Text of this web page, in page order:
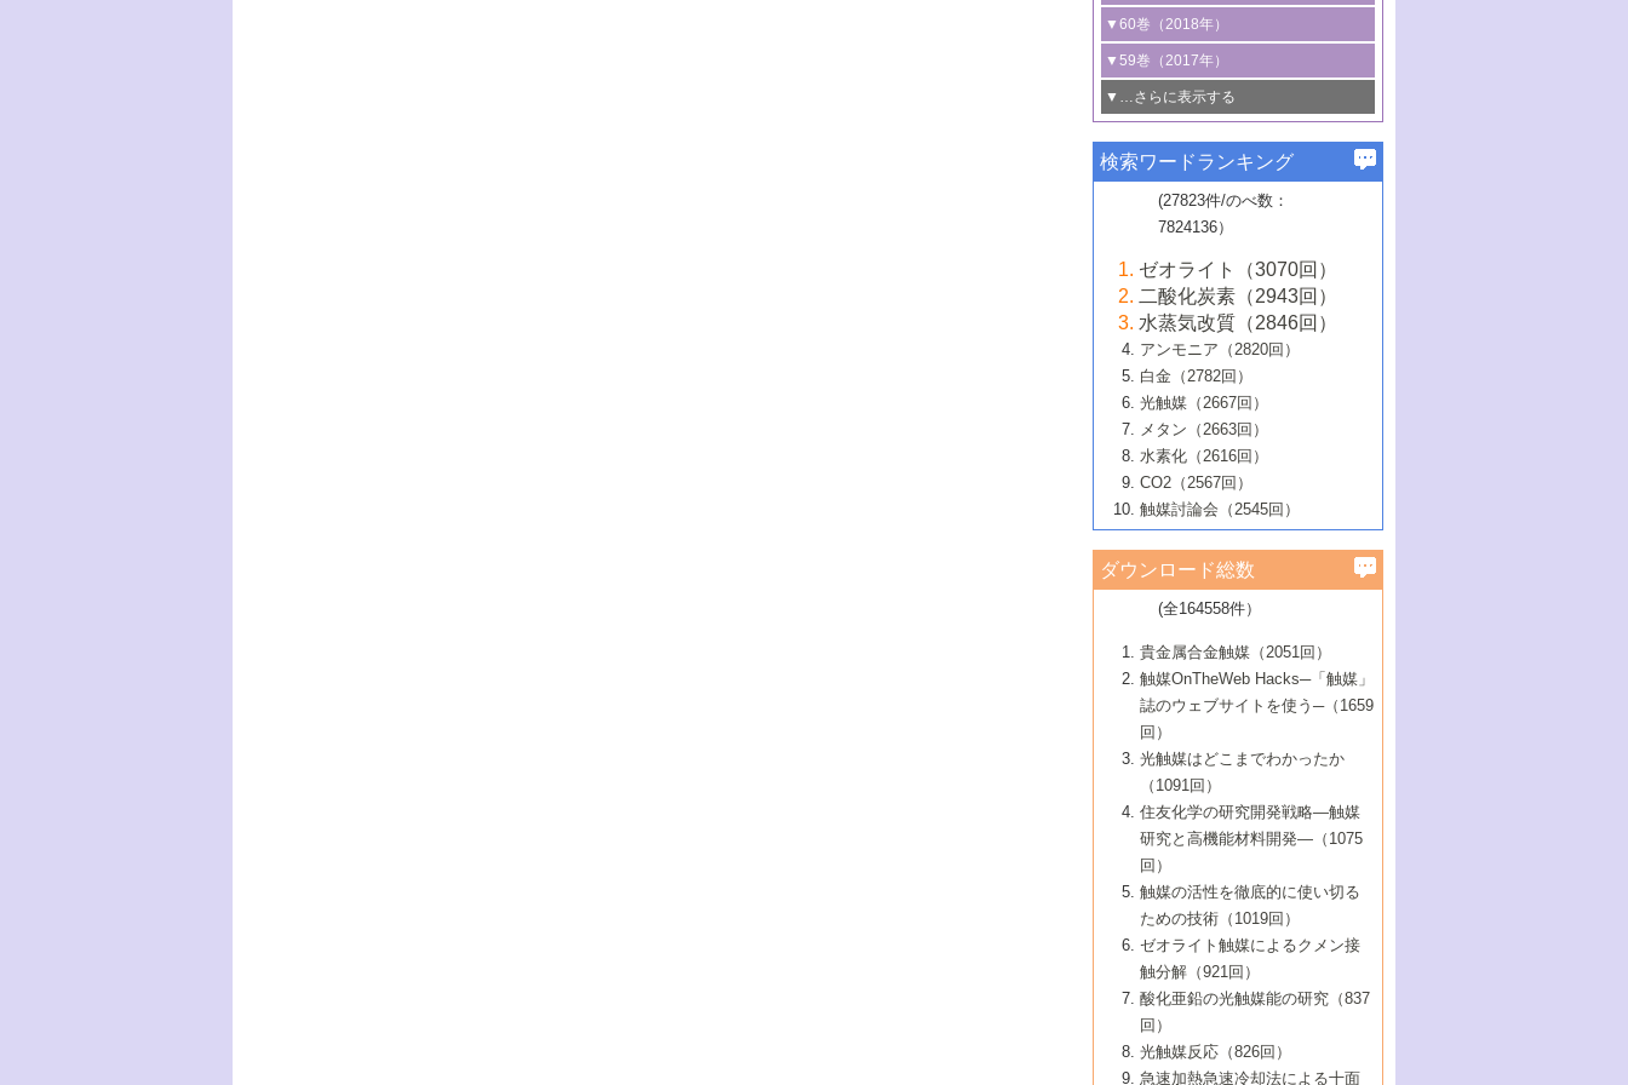
る非貴金属触媒の研究動向
5号 ゼオライトの合成と応用における研
究動向
6号 ヘテロ接合界面
B号 第135回触媒討論会（2025年）
線を利用した触媒解析技術の最先端
5号 単原子触媒
6号 参照触媒委員会からのお知らせ
B号 第133回触媒討論会（2023年）
4号 格子酸素・格子酸素欠陥を利用した
触媒反応
5号 生体触媒によるエネルギー変換反応
6号 窒素とリンの循環のための触媒・機
能性材料
3号 CO の排出削減および有効活用のた
めの触媒技術
4号 若手による情報発信企画～とびたて
若き触媒の研究者たち～（1）
若き触媒の研究者たち～（2）
6号 石油のノーブル・ユースを志向した
触媒技術
大学：オンライン・対面開催）
3号 特殊反応場を利用した触媒的分子変
換反応
4号 多孔質材料を用いた触媒の新展開
5号 情報学的手法を用いた触媒開発
6号 カーボンニュートラルに向けた電解
技術
B号 第127回触媒討論会（2021年・オン
ライン開催(Zoom)のみ）
タリゼーション
2号 機能化学品製造に資するクリーンな
触媒的酸化反応
3号 水処理のための触媒化学
4号 光触媒を用いた水分解の最新の研究
動向
5号 次世代の触媒プロセスを支えるマイ
6号 メタン転換技術の最新動向
B号 第125回触媒討論会（2020年・工学
院大学）
1号 物質移動制御に着目した触媒プロセ
ス開発
2号 CO2 フリー水素サプライチェーンに
関わる触媒開発動向
3号 精密高分子合成に関する最近の研究
動向
4号 バイオマス化成品製造のための触媒
5号 固体触媒による含窒素有機化合物変
換の最前線
6号 貴金属使用量低減に向けた自動車排
ガス浄化触媒の開発
B号 第123回触媒討論会（2019年・大阪
▼60巻（2018年）
1号 固体酸触媒の最新の研究動向
2号 二酸化炭素からの有用化学品合成
3号 ナノ粒子・クラスター触媒の最前線
4号 60周年記念企画
5号 進化するゼオライト合成技術
6号 非貴金属系触媒における電気化学的
B号 第121回触媒討論会（2018年・東京
大学）
▼59巻（2017年）
1号 いたるところに，触媒
最先端技術
3号 無機分離膜材料の開発と触媒反応プ
ロセスへの適用
5号 水素のふるまいを解き明かす最先端
研究
6号 低級アルカンの有効利用のための触
媒技術
B号 第119回触媒討論会（2017年・首都
大学東京）
▼…さらに表示する
1号 ユニークな構造の高分子を生み出す触
2号 リグニンからの化成品製造に向けた触
媒技術
3号 触媒研究の最先端～とびたて若き研究
者たち～（1）
4号 触媒研究の最先端～とびたて若き研究
者たち～（2）
5号 触媒研究の最先端～とびたて若き研究
者たち～（3）
6号 イオニクス材料と燃料電池・電解合成
の最新の研究動向
B号 第117回触媒討論会（2016年・大阪府
立大学）
▼57巻（2015年）
1号 水素キャリアにかかわる触媒技術の新
2号 石油精製用触媒の最近の進展
3号 固体酸化物形燃料電池（SOFC）におけ
るアノード触媒上での燃料直接改質技術
4号 コアシェル構造の制御による触媒機能
5号 工業触媒およびその周辺技術の最近の
進歩
6号 ナノシート
B号 第115回触媒討論会（2015年・成蹊大
▼56巻（2014年）
2号 光触媒反応機構に関する最新の研究動
向
開発動向
4号 人工光合成に向けた近年のアプローチ
5号 未利用熱エネルギーの有効活用に貢献
する触媒技術
6号 ポリオキソメタレート
B号 第113回触媒討論会（2014年・ロワジ
ールホテル豊橋）
1号 高耐久性燃料電池システム用触媒にお
ける新展開
2号 リビングラジカル重合の最近の動向
3号 天然ガスの化学工業的展開に関する触
媒技術
4号 貴金属触媒の精密構造制御とその活用
5号 バイオマス化成品製造のための固体触
6号 ナノ空間─吸着状態解析から新機能開拓
B号 第111回触媒討論会（2013年・関西大
▼54巻（2012年）
1号 規則性多孔体の利用技術における最近
の進歩
2号 第109回触媒討論会
3号 貴金属低減技術の最新動向
4号 貴金属代替技術の最新動向
5号 光触媒による物質変換反応の新展開
6号 グラフェン
7号 水素を利用する化成品合成の新潮流
▼53巻（2011年）
1号 金属学から見る合金触媒の新展開
2号 第107回触媒討論会
3号 触媒のその場観察法の進歩（１）
4号 触媒のその場観察法の進歩（２）
5号 不活性結合の触媒的活性化による有機
合成
6号 新しい固体酸触媒技術
7号 ゼオライト合成における最近の進歩
▼52巻（2010年）
1号 触媒の劣化対策と長寿命触媒開発
2号 第105回触媒討論会
3号 ナノ構造が拓く新機能
4号 活性サイトおよびその環境の精密な設
計による触媒の高機能化
5号 触媒を有効に使うための技術
7号 有機分子触媒による精密有機合成
8号 高機能化ポリオレフィンに向けた重合
触媒の最近の進展
1号 炭素材料－熱い注目を集める材料－
2号 第103回触媒討論会
3号 環境浄化用光触媒の現状と課題
4号 水素社会の実現に向けた水素製造・貯
蔵技術の進歩
5号 CO2が関わる触媒・材料
7号 持続可能社会実現のための触媒および
触媒関連技術
▼50巻（2008年）
1号 触媒化学と学会のこの10年，半世紀，
そして未来
2号 第101回触媒討論会
4号 錯体を利用したユニークな表面構造の
構築と機能
5号 若手会員による触媒研究の未来展望1：
企業編
6号 第102回触媒討論会
7号 触媒・化学反応における計算化学の進
8号 若手研究者による触媒研究の未来展望
2：大学・研究所編
▼49巻（2007年）
1号 含フッ素化合物の合成と触媒
2号 第99回触媒討論会
3号 実用的ファインケミカル合成プロセス
を実現する触媒
5号 こんな物質，あんな物質―新たな触媒
の可能性―
7号 『結晶の化学』を活かした触媒研究
8号 イオン液体の応用
▼48巻（2006年）
1号 固体酸触媒の最近の進歩
2号 第97回触媒討論会
3号 リビング重合触媒の最近の展開
5号 水素製造・貯蔵のための触媒技術の新
しい展開
6号 第98回触媒討論会
7号 基礎化学品製造の触媒技術
8号 多機能型リアクター
1号 最近の触媒担体とその効果
2号 第95回触媒討論会
4号 水分解用光触媒材料
5号 時間分解分光の進歩と応用
6号 第96回触媒討論会
8号 超臨界流体を用いた化学プロセスの新
▼46巻（2004年）
1号 部分酸化反応触媒の最前線
2号 第93回触媒討論会
3号 特殊エネルギー場の触媒反応
4号 生体内における金属の触媒作用
5号 ファインケミカルズの展開に寄与する
6号 第94回触媒討論会
7号 サブナノレベルでみた新しい表面現象
8号 オレフィン重合触媒の新たな展
▼45巻（2003年）
1号 なぜこの触媒が良いのか？
2号 第91回触媒討論会
3号 最近の自動車排ガス処理技術
4号 触媒研究の現状と将来─第90回触媒討論
5号 基礎化学品製造の触媒技術
6号 第92回触媒討論会
7号 基礎化学品製造の触媒技術
8号 資源の循環と触媒技術
▼44巻（2002年）
1号 高次制御された触媒の化学
2号 第89回触媒討論会
3号 触媒を利用した電気化学の新展開
4号 ナノ材料の調製と機能化
5号 こんな触媒が欲しい
6号 第90回触媒討論会
7号 触媒研究と学術雑誌/情報
8号 若い世代からみた触媒化学の現状と未
▼43巻（2001年）
1号 グリーンケミストリーと触媒
2号 第87回触媒討論会特集号
3号 生体触媒とバイオプロセス
4号 水素製造・利用の触媒化学
5号 触媒研究における新しい切り口：コン
ビナトリアルケミストリー
6号 第88回触媒討論会特集号
7号 企業における触媒研究のブレークスル
8号 この材料を触媒として使ってみません
▼42巻（2000年）
1号 触媒反応工学の明日を拓く
2号 第85回触媒討論会
3号 反応ダイナミクス
5号 触媒のおもしろさをどのように伝える
6号 第86回触媒討論会
7号 水素化精製触媒の新しい展開
8号 新しい反応性と機能性を目指した金属
クラスタ-化学
▼41巻（1999年）
1号 孔、穴、あな?-特異な空間とその利用-
2号 第83回触媒討論会
3号 均一系触媒反応最前線
4号 実用炭素材料の新展開
5号 研究の方法論を考える
7号 機能性金属材料と触媒
8号 触媒研究へのNMRの応用と展望
▼40巻（1998年）
進展と21世紀への提言/創立40周年記念・触
媒学会この10年の歩みとこれから/創立40周
2号 第81回触媒討論会
3号 計算機触媒化学へのさそい
4号 触媒劣化の制御と予測
5号 最新の実用プロセスと触媒
6号 第82回触媒討論会
1号 均一系と不均一系触媒反応-その特徴と
接点
2号 第79回触媒討論会
3号 最新NO除去触媒の実用化研究
4号 新しい反応場を目指した触媒調製
5号 反応・分離技術の新しい展開
6号 第80回触媒討論会
▼38巻（1996年）
1号 触媒の構造と触媒作用/C1化学を中心と
する21世紀への触媒
3号 オリンピックメダル:金・銀・銅はどん
な触媒作用を示すか
4号 触媒作用における機能の複合化
▼37巻（1995年）
1号 ファインケミカルズと固体触媒
2号 第75回触媒討論会
3号 希土類を利用した触媒
4号 触媒とリサイクル
5号 エネルギー変換触媒
▼36巻（1994年）
1号 電気化学と触媒
2号 第73回触媒討論会
3号 C4化学の展開
4号 《通常号》
▼35巻（1993年）
1号 工業触媒開発マニュアル―探索から工
業化まで
2号 第71回触媒討論会
▼34巻（1992年）
1号 インパクトを与えたこの研究
2号 第69回触媒討論会
▼33巻（1991年）
1号 触媒プロセス開発マニュアル―探索か
▼32巻（1990年）
検索ワードランキング
(27823件/のべ数：
7824136）
ゼオライト（3070回）
二酸化炭素（2943回）
水蒸気改質（2846回）
アンモニア（2820回）
白金（2782回）
光触媒（2667回）
メタン（2663回）
水素化（2616回）
CO2（2567回）
触媒討論会（2545回）
ダウンロード総数
(全164558件）
貴金属合金触媒（2051回）
触媒OnTheWeb Hacks─「触媒」
誌のウェブサイトを使う─（1659
回）
光触媒はどこまでわかったか
（1091回）
住友化学の研究開発戦略―触媒
研究と高機能材料開発―（1075
回）
触媒の活性を徹底的に使い切る
ための技術（1019回）
ゼオライト触媒によるクメン接
触分解（921回）
酸化亜鉛の光触媒能の研究（837
回）
光触媒反応（826回）
急速加熱急速冷却法による十面